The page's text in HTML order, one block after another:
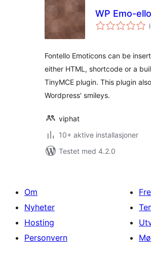
WP Emo-ello
Fontello Emoticons can be
either HTML, shortcode or a
TinyMCE plugin. This plugin
Wordpress' smileys.
viphat
10+ aktive installasjoner
Testet med 4.2.0
Om
Nyheter
Hosting
Personvern